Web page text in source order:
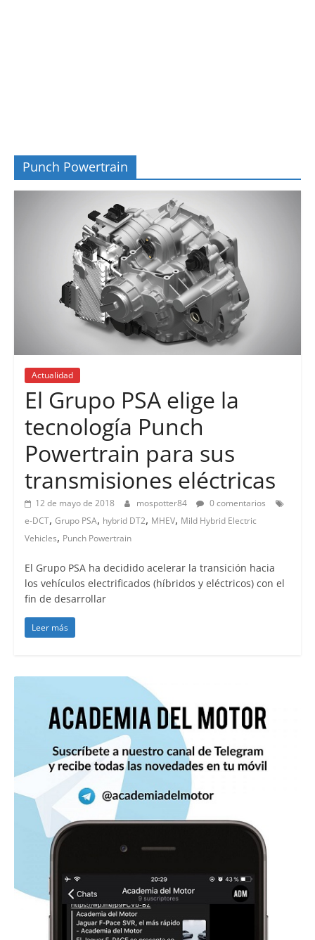
Punch Powertrain
Actualidad
El Grupo PSA elige la
tecnología Punch
Powertrain para sus
transmisiones eléctricas
12 de mayo de 2018 mospotter84
0 comentarios
e-DCT, Grupo PSA, hybrid DT2, MHEV, Mild Hybrid Electric
Vehicles, Punch Powertrain
El Grupo PSA ha decidido acelerar la transición hacia
los vehículos electrificados (híbridos y eléctricos) con el
fin de desarrollar
Leer más